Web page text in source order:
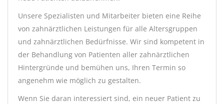
Unsere Spezialisten und Mitarbeiter bieten eine Reihe
von zahnärztlichen Leistungen für alle Altersgruppen
und zahnärztlichen Bedürfnisse. Wir sind kompetent in
der Behandlung von Patienten aller zahnärztlichen
Hintergründe und bemühen uns, Ihren Termin so
angenehm wie möglich zu gestalten.
Wenn Sie daran interessiert sind, ein neuer Patient zu